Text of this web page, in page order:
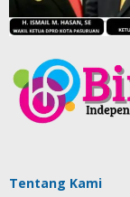
Tentang Kami